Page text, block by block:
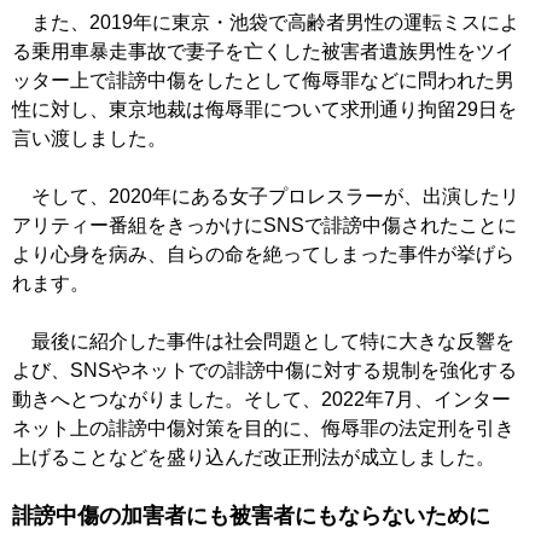
また、2019年に東京・池袋で高齢者男性の運転ミスによ
る乗用車暴走事故で妻子を亡くした被害者遺族男性をツイ
ッター上で誹謗中傷をしたとして侮辱罪などに問われた男
性に対し、東京地裁は侮辱罪について求刑通り拘留29日を
言い渡しました。
そして、2020年にある女子プロレスラーが、出演したリ
アリティー番組をきっかけにSNSで誹謗中傷されたことに
より心身を病み、自らの命を絶ってしまった事件が挙げら
れます。
最後に紹介した事件は社会問題として特に大きな反響を
よび、SNSやネットでの誹謗中傷に対する規制を強化する
動きへとつながりました。そして、2022年7月、インター
ネット上の誹謗中傷対策を目的に、侮辱罪の法定刑を引き
上げることなどを盛り込んだ改正刑法が成立しました。
誹謗中傷の加害者にも被害者にもならないために